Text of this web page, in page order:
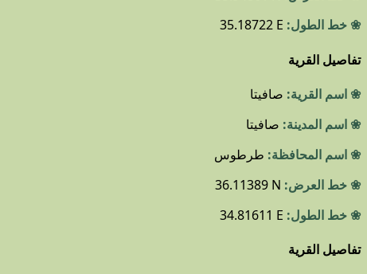
❀ خط الطول: 35.18722 E
تفاصيل القرية
❀ اسم القرية: صافيتا
❀ اسم المدينة: صافيتا
❀ اسم المحافظة: طرطوس
❀ خط العرض: 36.11389 N
❀ خط الطول: 34.81611 E
تفاصيل القرية